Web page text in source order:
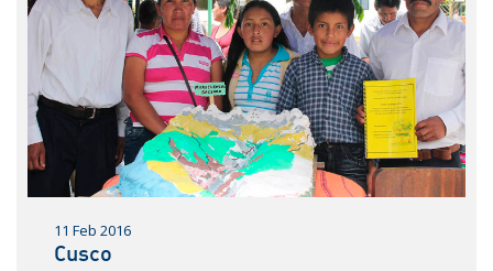
11 Feb 2016
Cusco